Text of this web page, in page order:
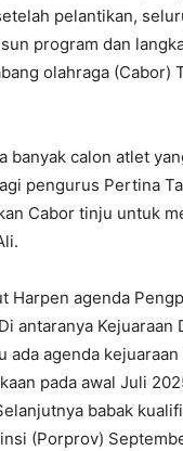
pelantikan,
program dan
olahraga (Cabor)
banyak calon atlet
pengurus Pertina
Cabor tinju untuk
Harpen agenda
antaranya Kejuaraan
ada agenda
pada awal Juli
babak
(Porprov)